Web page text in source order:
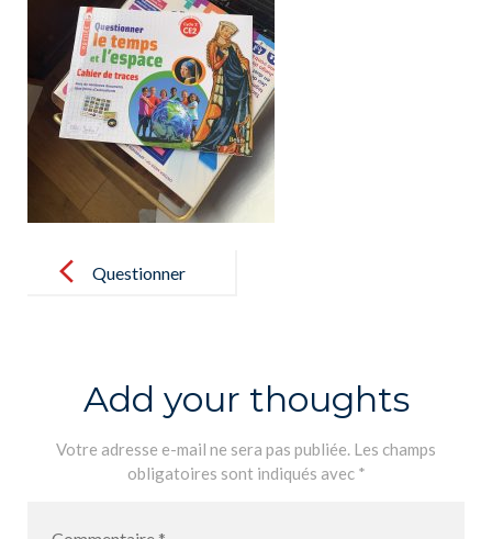
navigationQuestionner
Add your thoughts
Votre adresse e-mail ne sera pas publiée. Les champs
obligatoires sont indiqués avec *